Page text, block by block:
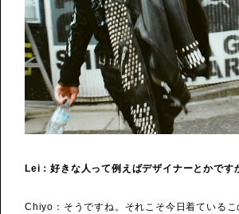
Lei：好きな人って例えばデザイナーとかです
Chiyo：そうですね。それこそ今日着ている